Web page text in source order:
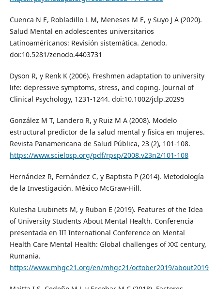
Cuenca N E, Robladillo L M, Meneses M E, y Suyo J A (2020).
Salud Mental en adolescentes universitarios
Latinoaméricanos: Revisión sistemática. Zenodo.
doi:10.5281/zenodo.4403731
Dyson R, y Renk K (2006). Freshmen adaptation to university
life: depressive symptoms, stress, and coping. Journal of
Clinical Psychology, 1231-1244. doi:10.1002/jclp.20295
González M T, Landero R, y Ruiz M A (2008). Modelo
estructural predictor de la salud mental y física en mujeres.
Revista Panamericana de Salud Pública, 23 (2), 101-108.
https://www.scielosp.org/pdf/rpsp/2008.v23n2/101-108
Hernández R, Fernández C, y Baptista P (2014). Metodología
de la Investigación. México McGraw-Hill.
Kulesha Liubinets M, y Ruban E (2019). Features of the Idea
of University Students About Mental Health. Conferencia
presentada en III International Conference on Mental
Health Care Mental Health: Global challenges of XXI century,
Rumania.
https://www.mhgc21.org/en/mhgc21/october2019/about2019